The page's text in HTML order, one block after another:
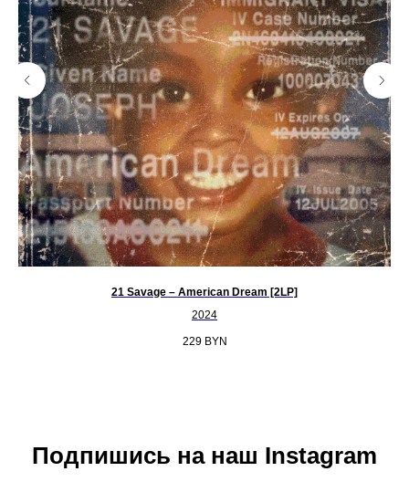
21 Savage – American Dream [2LP]
2024
229 BYN
Подпишись на наш Instagram